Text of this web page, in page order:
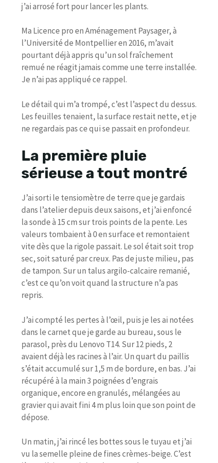
j’ai arrosé fort pour lancer les plants.
Ma Licence pro en Aménagement Paysager, à
l’Université de Montpellier en 2016, m’avait
pourtant déjà appris qu’un sol fraîchement
remué ne réagit jamais comme une terre installée.
Je n’ai pas appliqué ce rappel.
Le détail qui m’a trompé, c’est l’aspect du dessus.
Les feuilles tenaient, la surface restait nette, et je
ne regardais pas ce qui se passait en profondeur.
La première pluie
sérieuse a tout montré
J’ai sorti le tensiomètre de terre que je gardais
dans l’atelier depuis deux saisons, et j’ai enfoncé
la sonde à 15 cm sur trois points de la pente. Les
valeurs tombaient à 0 en surface et remontaient
vite dès que la rigole passait. Le sol était soit trop
sec, soit saturé par creux. Pas de juste milieu, pas
de tampon. Sur un talus argilo-calcaire remanié,
c’est ce qu’on voit quand la structure n’a pas
repris.
J’ai compté les pertes à l’œil, puis je les ai notées
dans le carnet que je garde au bureau, sous le
parasol, près du Lenovo T14. Sur 12 pieds, 2
avaient déjà les racines à l’air. Un quart du paillis
s’était accumulé sur 1,5 m de bordure, en bas. J’ai
récupéré à la main 3 poignées d’engrais
organique, encore en granulés, mélangées au
gravier qui avait fini 4 m plus loin que son point de
dépose.
Un matin, j’ai rincé les bottes sous le tuyau et j’ai
vu la semelle pleine de fines crèmes-beige. C’est